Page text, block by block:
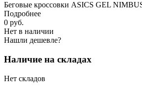
Беговые кроссовки ASICS GEL
Подробнее
0 руб.
Нет в наличии
Нашли дешевле?
Наличие на складах
Нет складов